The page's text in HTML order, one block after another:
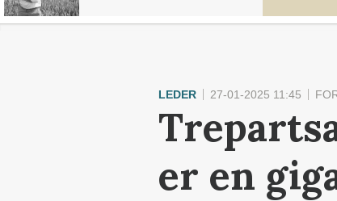
LEDER 27-01-2025 11:45
er en